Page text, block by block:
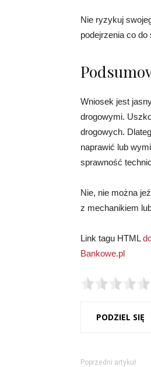
Nie ryzykuj
podejrzenia co
Wniosek jest
drogowymi.
drogowych.
naprawić lub
sprawność
Nie, nie można
z mechanikiem
Link tagu HTML
Bankowe.pl
PODZIEL SIĘ
Poprzedni artykuł